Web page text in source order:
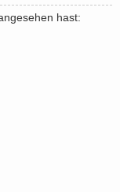
hast: